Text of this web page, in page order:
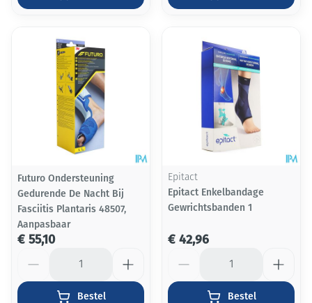
Futuro Ondersteuning
Gedurende De Nacht Bij
Fasciitis Plantaris 48507,
Aanpasbaar
€ 55,10
Bestel
Epitact
Epitact Enkelbandage
Gewrichtsbanden 1
€ 42,96
Bestel